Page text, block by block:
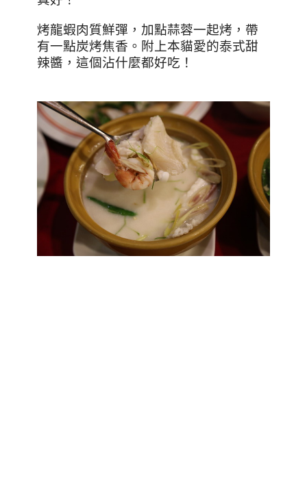
烤龍蝦肉質鮮彈，加點蒜蓉一起烤，帶
有一點炭烤焦香。附上本貓愛的泰式甜
辣醬，這個沾什麼都好吃！